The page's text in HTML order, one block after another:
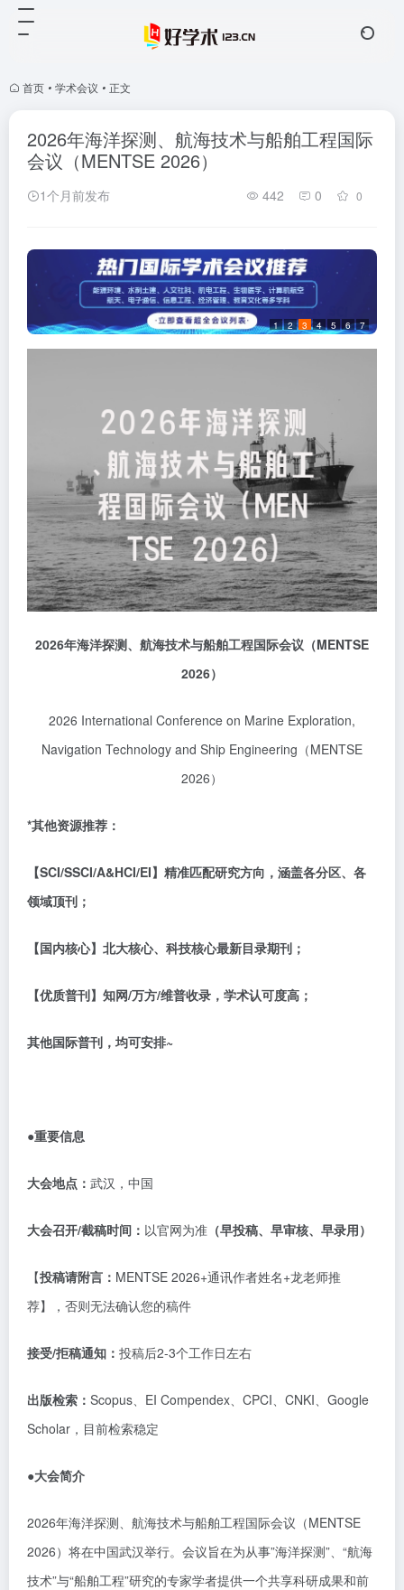
首页 • 学术会议 • 正文
2026年海洋探测、航海技术与船舶工程国际
会议（MENTSE 2026）
1个月前发布 442 0 0
1 2 3 4 5 6 7
2026年海洋探测、航海技术与船舶工程国际会议 （MENTSE
2026）
2026 International Conference on Marine Exploration,
Navigation Technology and Ship Engineering（MENTSE
2026）
*其他资源推荐：
【SCI/SSCI/A&HCI/EI】精准匹配研究方向，涵盖各分区、各
领域顶刊；
【国内核心】北大核心、科技核心最新目录期刊；
【优质普刊】知网/万方/维普收录，学术认可度高；
其他国际普刊，均可安排~
●重要信息
大会地点： 武汉，中国
大会召开/截稿时间： 以官网为准 （早投稿、早审核、早录用）
【投稿请附言： MENTSE 2026+通讯作者姓名+龙老师推
荐】，否则无法确认您的稿件
接受/拒稿通知： 投稿后2-3个工作日左右
出版检索： Scopus、EI Compendex、CPCI、CNKI、Google
Scholar，目前检索稳定
●大会简介
2026年海洋探测、航海技术与船舶工程国际会议（MENTSE
2026）将在中国武汉举行。会议旨在为从事”海洋探测”、“航海
技术”与“船舶工程”研究的专家学者提供一个共享科研成果和前